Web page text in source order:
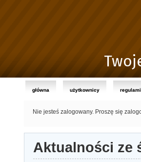
główna użytkownicy
Nie jesteś zalogowany. Proszę się
Aktualności ze